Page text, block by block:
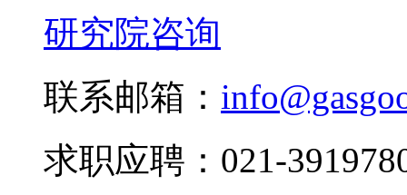
研究院咨询
联系邮箱：
求职应聘：021-